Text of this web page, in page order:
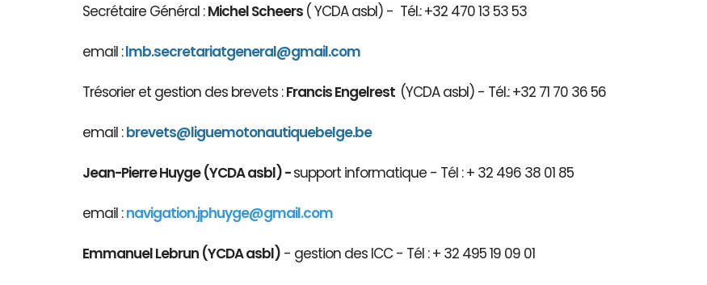
Secrétaire Général :Michel Scheers ( YCDA asbl) - Tél.: +32 470 13 53 53
email :lmb.secretariatgeneral@gmail.com
Trésorier et gestion des brevets :Francis Engelrest (YCDA asbl) - Tél.: +32 71 70 36 56
email :brevets@liguemotonautiquebelge.be
Jean-Pierre Huyge (YCDA asbl) -support informatique - Tél : + 32 496 38 01 85
email :navigation.jphuyge@gmail.com
Emmanuel Lebrun (YCDA asbl) - gestion des ICC - Tél : + 32 495 19 09 01